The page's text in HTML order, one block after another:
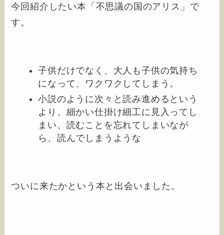
今回紹介したい本「不思議の国のアリス」で
す。
子供だけでなく、大人も子供の気持ち
になって、ワクワクしてしまう。
小説のように次々と読み進めるという
より、細かい仕掛け細工に見入ってし
まい、読むことを忘れてしまいなが
ら、読んでしまうような
ついに来たかという本と出会いました。